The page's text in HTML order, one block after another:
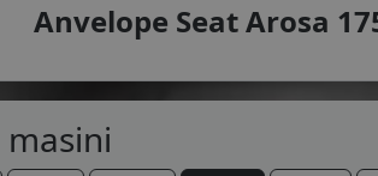
Anvelope Seat Arosa